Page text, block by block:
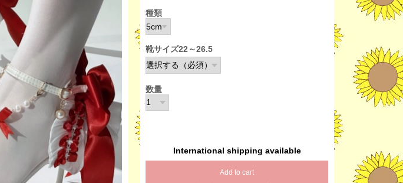
種類
靴サイズ22～26.5
数量
International shipping available
Add to cart